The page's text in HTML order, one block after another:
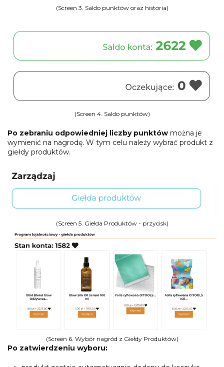
(Screen 3. Saldo punktów oraz historia)
(Screen 4. Saldo punktów)
Po zebraniu odpowiedniej liczby punktów można je
wymienić na nagrodę. W tym celu należy wybrać produkt z
giełdy produktów.
(Screen 5. Giełda Produktów - przycisk)
(Screen 6. Wybór nagród z Giełdy Produktów)
Po zatwierdzeniu wyboru: